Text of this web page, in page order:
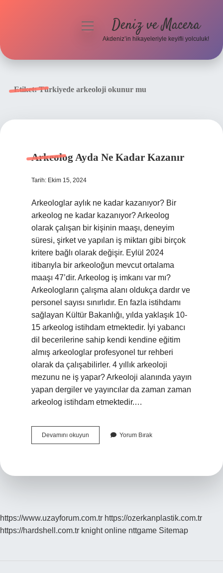
menüyü Deniz ve Macera
Akdeniz’in hikayeleriyle keyifli yolculuk!
Etiket:Türkiyede arkeoloji okunur mu
Arkeolog Ayda Ne Kadar Kazanır
Tarih: Ekim 15, 2024
Arkeologlar aylık ne kadar kazanıyor? Bir
arkeolog ne kadar kazanıyor? Arkeolog
olarak çalışan bir kişinin maaşı, deneyim
süresi, şirket ve yapılan iş miktarı gibi birçok
kritere bağlı olarak değişir. Eylül 2024
itibarıyla bir arkeoloğun mevcut ortalama
maaşı 47’dir. Arkeolog iş imkanı var mı?
Arkeologların çalışma alanı oldukça dardır ve
personel sayısı sınırlıdır. En fazla istihdamı
sağlayan Kültür Bakanlığı, yılda yaklaşık 10-
15 arkeolog istihdam etmektedir. İyi yabancı
dil becerilerine sahip kendi kendine eğitim
almış arkeologlar profesyonel tur rehberi
olarak da çalışabilirler. 4 yıllık arkeoloji
mezunu ne iş yapar? Arkeoloji alanında yayın
yapan dergiler ve yayıncılar da zaman zaman
arkeolog istihdam etmektedir.…
Devamını okuyun Arkeolog
Ayda
Yorum Bırak
https://www.uzayforum.com.tr https://ozerkanplastik.com.tr
https://hardshell.com.tr knight online nttgame Sitemap